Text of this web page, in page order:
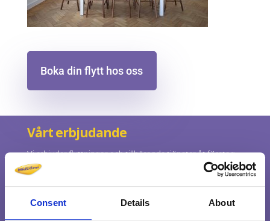
Consent Details About
Boka din flytt hos oss
Vårt erbjudande
Vi erbjuder flyttningar och tillhörande tjänster åt företag,
myndigheter och privatpersoner som kräver ett prisvärt
dig med allt från planering, packning, montering,